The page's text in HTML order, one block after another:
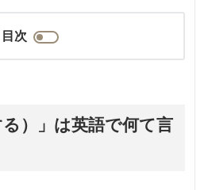
目次
る）」は英語で何て言